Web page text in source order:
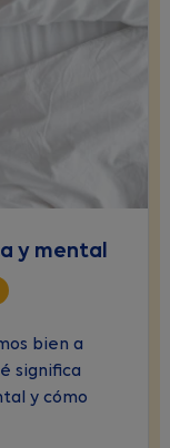
y mental
bien a
significa
y cómo